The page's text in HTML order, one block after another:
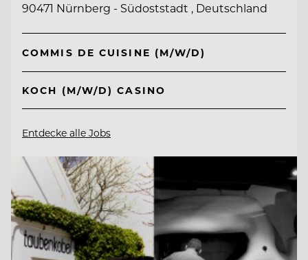
90471 Nürnberg - Südoststadt , Deutschland
COMMIS DE CUISINE (M/W/D)
KOCH (M/W/D) CASINO
Entdecke alle Jobs